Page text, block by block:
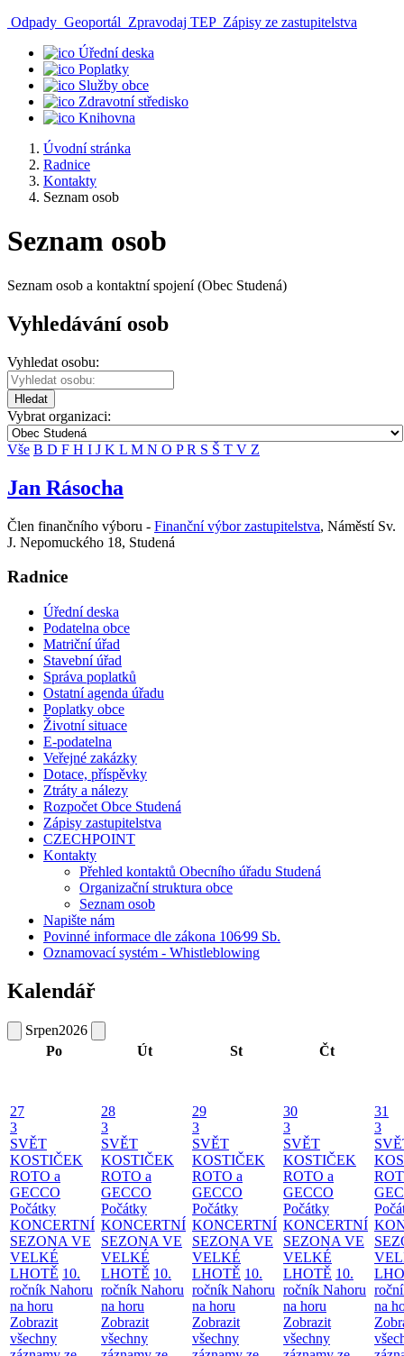
Odpady Geoportál Zpravodaj TEP Zápisy ze zastupitelstva
Úřední deska
Poplatky
Služby obce
Zdravotní středisko
Knihovna
Úvodní stránka
Radnice
Kontakty
Seznam osob
Seznam osob
Seznam osob a kontaktní spojení (Obec Studená)
Vyhledávání osob
Vyhledat osobu:
Hledat
Vybrat organizaci:
Vše B D F H I J K L M N O PR S Š T V Z
Jan Rásocha
Člen finančního výboru - Finanční výbor zastupitelstva, Náměstí Sv.
J. Nepomuckého 18, Studená
Radnice
Úřední deska
Podatelna obce
Matriční úřad
Stavební úřad
Správa poplatků
Ostatní agenda úřadu
Poplatky obce
Životní situace
E-podatelna
Veřejné zakázky
Dotace, příspěvky
Ztráty a nálezy
Rozpočet Obce Studená
Zápisy zastupitelstva
CZECHPOINT
Kontakty
Přehled kontaktů Obecního úřadu Studená
Organizační struktura obce
Seznam osob
Napište nám
Povinné informace dle zákona 106⁄99 Sb.
Oznamovací systém - Whistleblowing
Kalendář
Srpen2026
Po
Út St Čt
27
3
SVĚT
KOSTIČEK
ROTO a
GECCO
Počátky
KONCERTNÍ
SEZONA VE
VELKÉ
LHOTĚ 10.
ročník Nahoru
na horu
Zobrazit
všechny
28
3
SVĚT
KOSTIČEK
ROTO a
GECCO
Počátky
KONCERTNÍ
SEZONA VE
VELKÉ
LHOTĚ 10.
ročník Nahoru
na horu
Zobrazit
všechny
29
3
SVĚT
KOSTIČEK
ROTO a
GECCO
Počátky
KONCERTNÍ
SEZONA VE
VELKÉ
LHOTĚ 10.
ročník Nahoru
na horu
Zobrazit
všechny
30
3
SVĚT
KOSTIČEK
ROTO a
GECCO
Počátky
KONCERTNÍ
SEZONA VE
VELKÉ
LHOTĚ 10.
ročník Nahoru
na horu
Zobrazit
všechny
31
3
na